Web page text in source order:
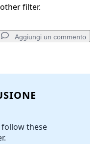
filter.
Aggiungi un commento
follow these